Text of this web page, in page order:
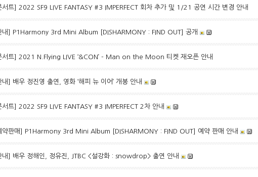
서트] 2022 SF9 LIVE FANTASY #3 IMPERFECT 회차 추가 및 1/21 공연 시간 변경 안내
내] P1Harmony 3rd Mini Album [DISHARMONY : FIND OUT] 공개
서트] 2021 N.Flying LIVE ‘&CON’ - Man on the Moon 티켓 재오픈 안내
내] 배우 정진영 출연, 영화 ‘해피 뉴 이어’ 개봉 안내
서트] 2022 SF9 LIVE FANTASY #3 IMPERFECT 2차 안내
약판매] P1Harmony 3rd Mini Album [DISHARMONY : FIND OUT] 예약 판매 안내
내] 배우 정해인, 정유진, JTBC <설강화 : snowdrop> 출연 안내